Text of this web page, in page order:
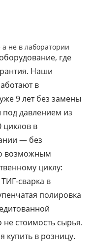
не в лаборатории
где
Наши
в
9 лет без замены
давлением из
циклов в
— без
возможным
циклу:
сварка в
полировка
стоимость сырья.
купить в розницу.